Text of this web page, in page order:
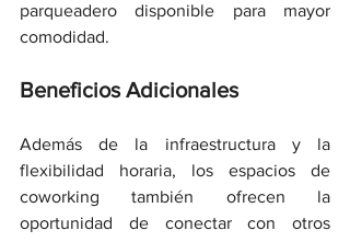
parqueadero disponible para mayor
comodidad.
Beneficios Adicionales
Además de la infraestructura y la
flexibilidad horaria, los espacios de
coworking también ofrecen la
oportunidad de conectar con otros